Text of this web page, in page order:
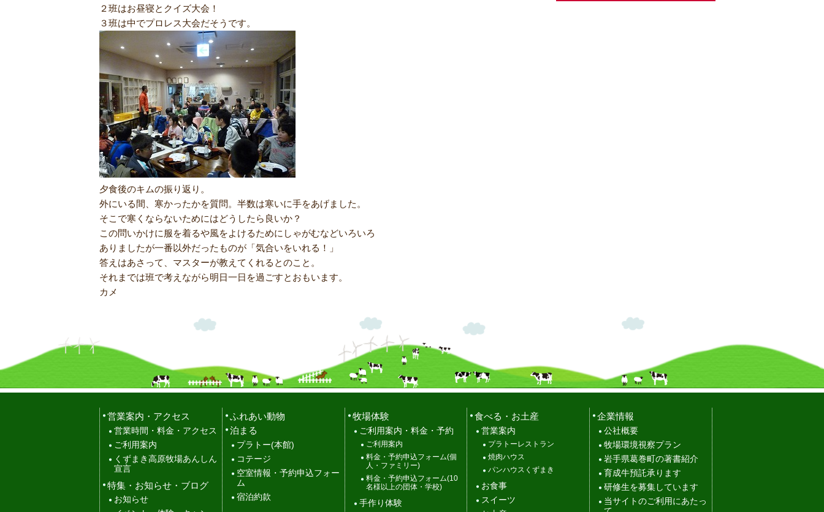
２班はお昼寝とクイズ大会！
３班は中でプロレス大会だそうです。
夕食後のキムの振り返り。
外にいる間、寒かったかを質問。半数は寒いに手をあげました。
そこで寒くならないためにはどうしたら良いか？
この問いかけに服を着るや風をよけるためにしゃがむなどいろいろ
ありましたが一番以外だったものが「気合いをいれる！」
答えはあさって、マスターが教えてくれるとのこと。
それまでは班で考えながら明日一日を過ごすとおもいます。
カメ
営業案内・アクセス
営業時間・料金・アクセス
ご利用案内
くずまき高原牧場あんしん
宣言
特集・お知らせ・ブログ
お知らせ
ふれあい動物
泊まる
プラトー(本館)
コテージ
空室情報・予約申込フォー
ム
宿泊約款
牧場体験
ご利用案内・料金・予約
ご利用案内
料金・予約申込フォーム(個
人・ファミリー)
料金・予約申込フォーム(10
名様以上の団体・学校)
手作り体験
食べる・お土産
営業案内
プラトーレストラン
焼肉ハウス
パンハウスくずまき
お食事
スイーツ
企業情報
公社概要
牧場環境視察プラン
岩手県葛巻町の著書紹介
育成牛預託承ります
研修生を募集しています
当サイトのご利用にあたっ